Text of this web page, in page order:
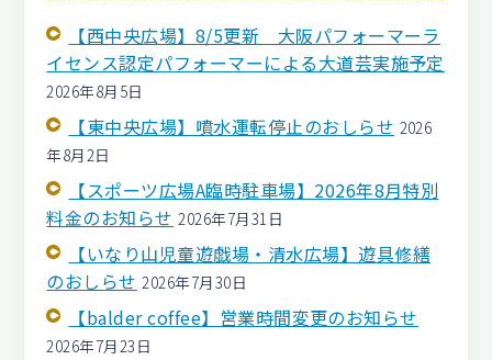
【西中央広場】8/5更新 大阪パフォーマーラ
イセンス認定パフォーマーによる大道芸実施予定
2026年8月5日
【東中央広場】噴水運転停止のおしらせ 2026
年8月2日
【スポーツ広場A臨時駐車場】2026年8月特別
料金のお知らせ 2026年7月31日
【いなり山児童遊戯場・清水広場】遊具修繕
のおしらせ 2026年7月30日
【balder coffee】営業時間変更のお知らせ
2026年7月23日